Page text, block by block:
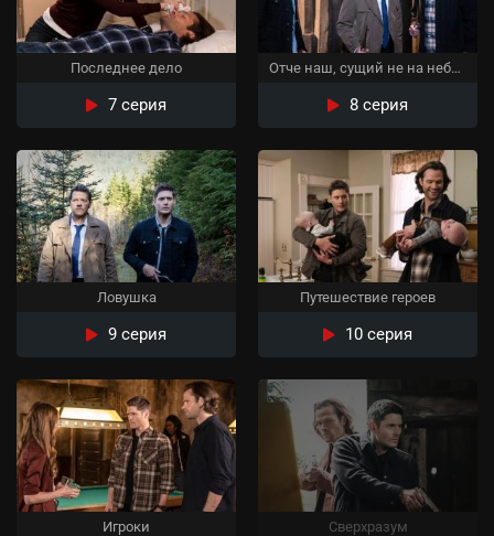
Последнее дело
7 серия
Отче наш, сущий не на небесах
8 серия
Ловушка
9 серия
Путешествие героев
10 серия
Игроки Сверхразум